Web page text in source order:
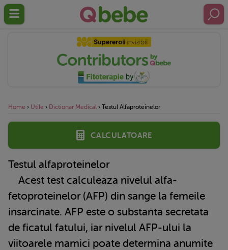
Home › Utile › Dictionar Medical › Testul Alfaproteinelor
Calculatoare
Testul alfaproteinelor
Acest test calculeaza nivelul alfa-
fetoproteinelor (AFP) din sange la femeile
insarcinate. AFP este o substanta secretata
de ficatul fatului, iar nivelul AFP-ului la
viitoarele mamici poate determina anumite